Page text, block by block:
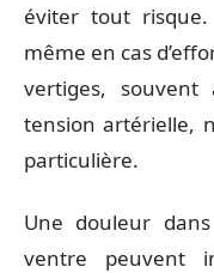
éviter tout
même en cas
vertiges,
tension artérielle,
particulière.
Une douleur
ventre peuvent